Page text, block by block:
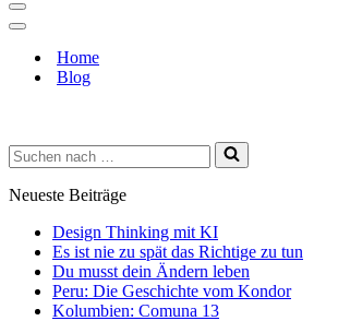
Navigations-
Menü
Navigations-
Home
Blog
Suchen
nach …
Neueste Beiträge
Design Thinking mit KI
Es ist nie zu spät das Richtige zu tun
Du musst dein Ändern leben
Peru: Die Geschichte vom Kondor
Kolumbien: Comuna 13